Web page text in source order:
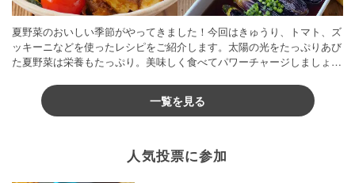
夏野菜のおいしい季節がやってきました！今回はきゅうり、トマト、ズ
ッキーニなどを使ったレシピをご紹介します。太陽の光をたっぷりあび
た夏野菜は栄養もたっぷり。美味しく食べてパワーチャージしましょう
一覧を見る
人気投票に参加